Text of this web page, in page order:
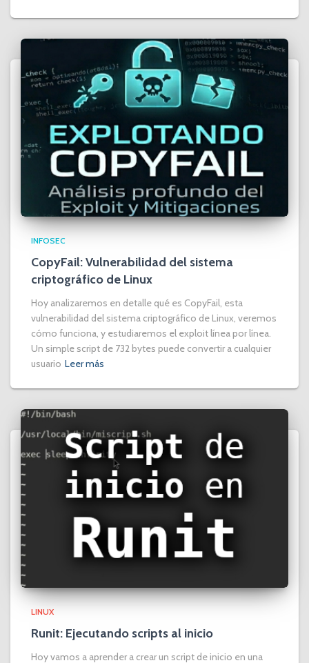
INFOSEC
CopyFail: Vulnerabilidad del sistema
criptográfico de Linux
Hoy analizaremos en detalle qué es CopyFail, esta
vulnerabilidad del sistema criptográfico de Linux, veremos
cómo funciona, y estudiaremos el exploit línea por línea.
Un simple script de 732 bytes puede convertir a cualquier
usuario Leer más
LINUX
Runit: Ejecutando scripts al inicio
Hoy vamos a aprender a crear un script de inicio en una